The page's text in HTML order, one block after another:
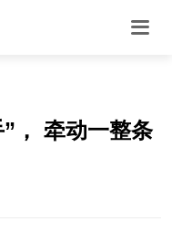
， 牵动一整条